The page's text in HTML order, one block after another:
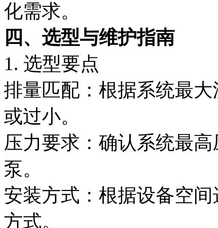
化需求。
四、选型与维护指南
1. 选型要点
排量匹配：根据系统最
或过小。
压力要求：确认系统最
泵。
安装方式：根据设备空
方式。